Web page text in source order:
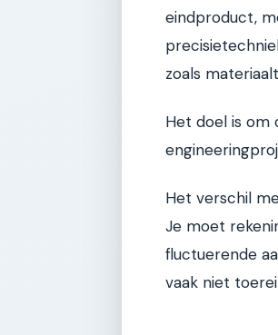
eindproduct,
zoals
Het doel is om
Het verschil
Je moet
fluctuerende
vaak niet